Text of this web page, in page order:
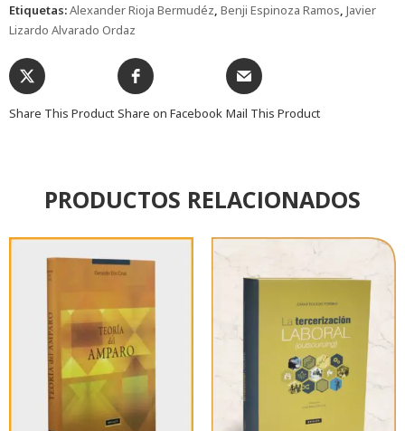
Etiquetas:Alexander Rioja Bermudéz Benji Espinoza Ramos Javier
Lizardo Alvarado Ordaz
Share This Product Share on Facebook Mail This Product
PRODUCTOS RELACIONADOS